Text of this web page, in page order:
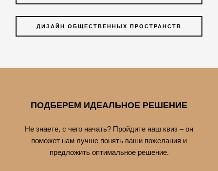
ДИЗАЙН ОБЩЕСТВЕННЫХ ПРОСТРАНСТВ
ПОДБЕРЕМ ИДЕАЛЬНОЕ РЕШЕНИЕ
Не знаете, с чего начать? Пройдите наш квиз – он
поможет нам лучше понять ваши пожелания и
предложить оптимальное решение.